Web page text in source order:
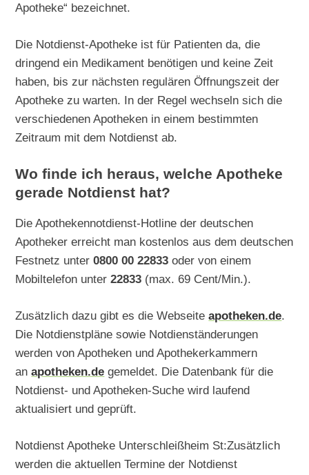
Apotheke“ bezeichnet.
Die Notdienst-Apotheke ist für Patienten da, die
dringend ein Medikament benötigen und keine Zeit
haben, bis zur nächsten regulären Öffnungszeit der
Apotheke zu warten. In der Regel wechseln sich die
verschiedenen Apotheken in einem bestimmten
Zeitraum mit dem Notdienst ab.
Wo finde ich heraus, welche Apotheke
gerade Notdienst hat?
Die Apothekennotdienst-Hotline der deutschen
Apotheker erreicht man kostenlos aus dem deutschen
Festnetz unter0800 00 22833 oder von einem
Mobiltelefon unter22833 (max. 69 Cent/Min.).
Zusätzlich dazu gibt es die Webseiteapotheken.de.
Die Notdienstpläne sowie Notdienständerungen
werden von Apotheken und Apothekerkammern
anapotheken.de gemeldet. Die Datenbank für die
Notdienst- und Apotheken-Suche wird laufend
aktualisiert und geprüft.
Notdienst Apotheke Unterschleißheim St:Zusätzlich
werden die aktuellen Termine der Notdienst